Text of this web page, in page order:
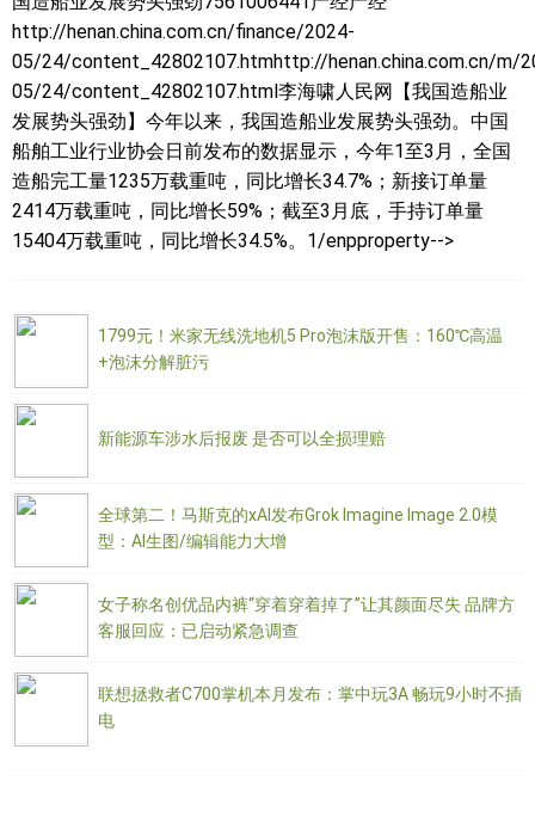
http://henan.china.com.cn/finance/2024-
05/24/content_42802107.htmhttp://henan.china.com.cn/m/
05/24/content_42802107.html李海啸人民网【我国造船业
发展势头强劲】今年以来，我国造船业发展势头强劲。中国
船舶工业行业协会日前发布的数据显示，今年1至3月，全国
造船完工量1235万载重吨，同比增长34.7%；新接订单量
2414万载重吨，同比增长59%；截至3月底，手持订单量
15404万载重吨，同比增长34.5%。1/enpproperty-->
1799元！米家无线洗地机5 Pro泡沫版开售：160℃高温
+泡沫分解脏污
新能源车涉水后报废 是否可以全损理赔
全球第二！马斯克的xAI发布Grok Imagine Image 2.0模
型：AI生图/编辑能力大增
女子称名创优品内裤“穿着穿着掉了”让其颜面尽失 品牌方
客服回应：已启动紧急调查
联想拯救者C700掌机本月发布：掌中玩3A 畅玩9小时不插
电